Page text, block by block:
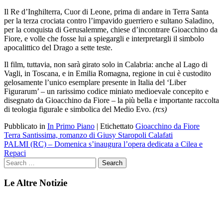
Il Re d’Inghilterra, Cuor di Leone, prima di andare in Terra Santa
per la terza crociata contro l’impavido guerriero e sultano Saladino,
per la conquista di Gerusalemme, chiese d’incontrare Gioacchino da
Fiore, e volle che fosse lui a spiegargli e interpretargli il simbolo
apocalittico del Drago a sette teste.
Il film, tuttavia, non sarà girato solo in Calabria: anche al Lago di
Vagli, in Toscana, e in Emilia Romagna, regione in cui è custodito
gelosamente l’unico esemplare presente in Italia del ‘Liber
Figurarum’ – un rarissimo codice miniato medioevale concepito e
disegnato da Gioacchino da Fiore – la più bella e importante raccolta
di teologia figurale e simbolica del Medio Evo. (rcs)
Pubblicato in In Primo Piano | Etichettato Gioacchino da Fiore
Navigazione
articoli
Terra Santissima, romanzo di Giusy Staropoli Calafati
PALMI (RC) – Domenica s’inaugura l’opera dedicata a Cilea e
Repaci
Le Altre Notizie